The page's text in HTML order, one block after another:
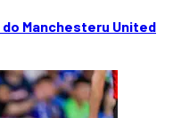
Manchesteru United